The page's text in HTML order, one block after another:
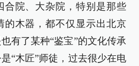
合院、大杂院，特别是那些
的木器，都不仅显示出北京
有了某种“鉴宝”的文化传承
“木匠”师徒，过去很少在电